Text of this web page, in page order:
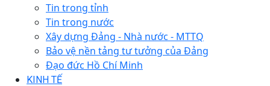
Tin trong tỉnh
Tin trong nước
Xây dựng Đảng - Nhà nước - MTTQ
Bảo vệ nền tảng tư tưởng của Đảng
Đạo đức Hồ Chí Minh
KINH TẾ